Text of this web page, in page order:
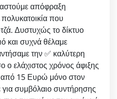
απόφραξη
που
Δυστυχώς το δίκτυο
και συχνά θέλαμε
την ✅ καλύτερη
ο ελάχιστος χρόνος άφιξης
από 15 Ευρώ μόνο στον
για συμβόλαιο συντήρησης